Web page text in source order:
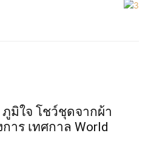
ภูมิใจ โชว์ชุดจากผ้า
าร เทศกาล World